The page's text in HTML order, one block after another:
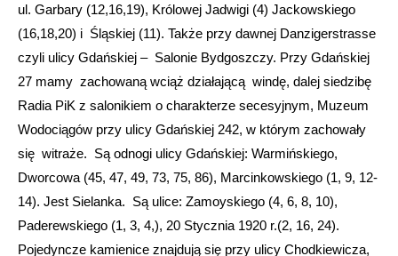
ul. Garbary (12,16,19), Królowej Jadwigi (4) Jackowskiego
(16,18,20) i Śląskiej (11). Także przy dawnej Danzigerstrasse
czyli ulicy Gdańskiej – Salonie Bydgoszczy. Przy Gdańskiej
27 mamy zachowaną wciąż działającą windę, dalej siedzibę
Radia PiK z salonikiem o charakterze secesyjnym, Muzeum
Wodociągów przy ulicy Gdańskiej 242, w którym zachowały
się witraże. Są odnogi ulicy Gdańskiej: Warmińskiego,
Dworcowa (45, 47, 49, 73, 75, 86), Marcinkowskiego (1, 9, 12-
14). Jest Sielanka. Są ulice: Zamoyskiego (4, 6, 8, 10),
Paderewskiego (1, 3, 4,), 20 Stycznia 1920 r.(2, 16, 24).
Pojedyncze kamienice znajdują się przy ulicy Chodkiewicza,